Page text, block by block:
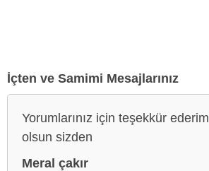
İçten ve Samimi Mesajlarınız
Yorumlarınız için teşekkür
olsun sizden
Meral çakır